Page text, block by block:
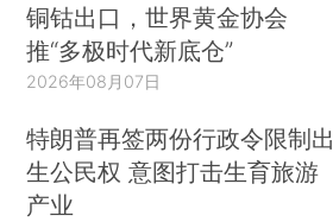
铜钴出口，世界黄金协会
推“多极时代新底仓”
2026年08月07日
特朗普再签两份行政令限制出
生公民权 意图打击生育旅游
产业